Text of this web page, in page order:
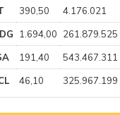
390,50 4.176.021
1.694,00 261.879.525
191,40 543.467.311
46,10 325.967.199